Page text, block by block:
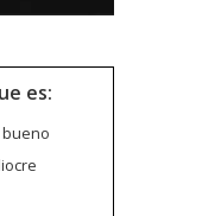
es:
bueno